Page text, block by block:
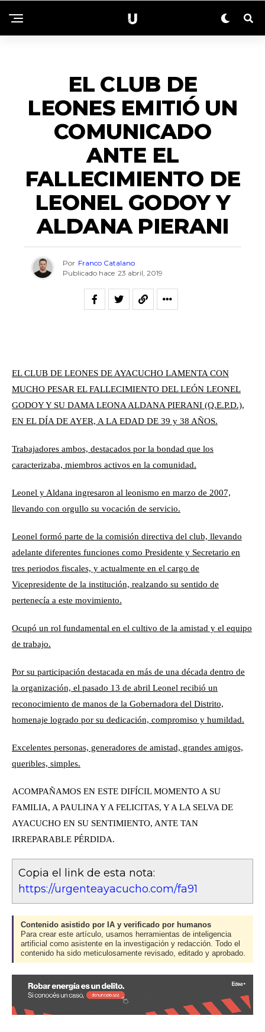
EL CLUB DE
LEONES EMITIÓ UN
COMUNICADO
ANTE EL
FALLECIMIENTO DE
LEONEL GODOY Y
ALDANA PIERANI
Por Franco Catalano
Publicado hace 23 abril, 2019
EL CLUB DE LEONES DE AYACUCHO LAMENTA CON
MUCHO PESAR EL FALLECIMIENTO DEL LEÓN LEONEL
GODOY Y SU DAMA LEONA ALDANA PIERANI (Q.E.P.D.),
EN EL DÍA DE AYER, A LA EDAD DE 39 y 38 AÑOS.
Trabajadores ambos, destacados por la bondad que los
caracterizaba, miembros activos en la comunidad.
Leonel y Aldana ingresaron al leonismo en marzo de 2007,
llevando con orgullo su vocación de servicio.
Leonel formó parte de la comisión directiva del club, llevando
adelante diferentes funciones como Presidente y Secretario en
tres periodos fiscales, y actualmente en el cargo de
Vicepresidente de la institución, realzando su sentido de
pertenecía a este movimiento.
Ocupó un rol fundamental en el cultivo de la amistad y el equipo
de trabajo.
Por su participación destacada en más de una década dentro de
la organización, el pasado 13 de abril Leonel recibió un
reconocimiento de manos de la Gobernadora del Distrito,
homenaje logrado por su dedicación, compromiso y humildad.
Excelentes personas, generadores de amistad, grandes amigos,
queribles, simples.
ACOMPAÑAMOS EN ESTE DIFÍCIL MOMENTO A SU
FAMILIA, A PAULINA Y A FELICITAS, Y A LA SELVA DE
AYACUCHO EN SU SENTIMIENTO, ANTE TAN
IRREPARABLE PÉRDIDA.
Copia el link de esta nota:
https://urgenteayacucho.com/fa91
Contenido asistido por IA y verificado por humanos
Para crear este artículo, usamos herramientas de inteligencia
artificial como asistente en la investigación y redacción. Todo el
contenido ha sido meticulosamente revisado, editado y aprobado.